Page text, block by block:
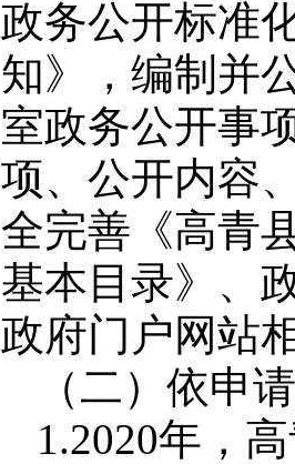
政务公开标准
知》，编制并
室政务公开事
项、公开内容
全完善《高青
基本目录》、
政府门户网站
（二）依申
1.2020年，